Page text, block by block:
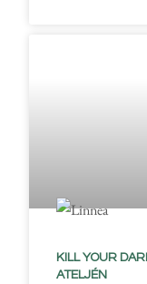
KILL YOUR
ATELJÉN